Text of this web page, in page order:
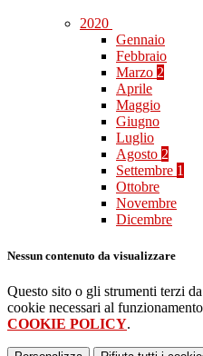
2020
Gennaio
Febbraio
Marzo 2
Aprile
Maggio
Giugno
Luglio
Agosto 2
Settembre 1
Ottobre
Novembre
Dicembre
Nessun contenuto da visualizzare
Questo sito o gli strumenti terzi
cookie necessari al
COOKIE POLICY.